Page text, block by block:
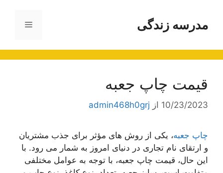
محتوامدرسه زندگی فهرست
قیمت چاپ جعبه
10/23/2023 از admin468h0grj
چاپ جعبه، یکی از روش‌ های مؤثر برای جذب مشتریان
و ارتقای نام تجاری در دنیای امروز به شمار می رود. با
این حال، قیمت چاپ جعبه، با توجه به عوامل مختلفی